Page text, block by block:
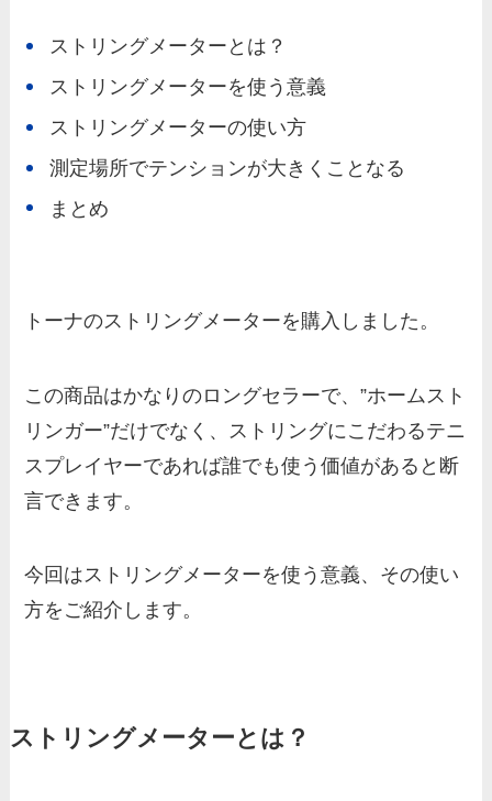
ストリングメーターとは？
ストリングメーターを使う意義
ストリングメーターの使い方
測定場所でテンションが大きくことなる
まとめ
トーナのストリングメーターを購入しました。
この商品はかなりのロングセラーで、”ホームスト
リンガー”だけでなく、ストリングにこだわるテニ
スプレイヤーであれば誰でも使う価値があると断
言できます。
今回はストリングメーターを使う意義、その使い
方をご紹介します。
ストリングメーターとは？